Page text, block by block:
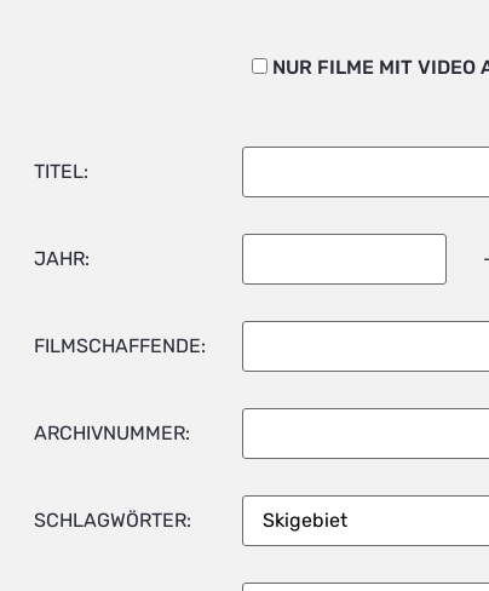
NUR FILME MIT VIDEO
TITEL:
JAHR:
FILMSCHAFFENDE:
ARCHIVNUMMER:
SCHLAGWÖRTER: